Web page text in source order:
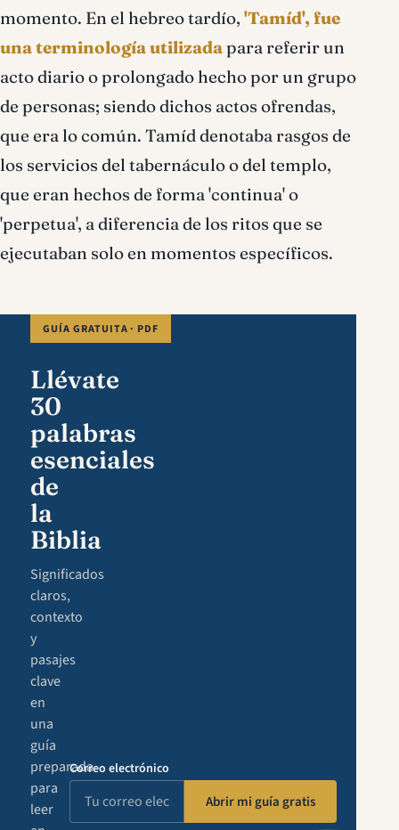
momento. En el hebreo tardío, 'Tamíd', fue
una terminología utilizadapara referir un
acto diario o prolongado hecho por un grupo
de personas; siendo dichos actos ofrendas,
que era lo común. Tamíd denotaba rasgos de
los servicios del tabernáculo o del templo,
que eran hechos de forma 'continua' o
'perpetua', a diferencia de los ritos que se
ejecutaban solo en momentos específicos.
GUÍA GRATUITA · PDF
Llévate
30
palabras
esenciales
de
la
Biblia
Significados
claros,
contexto
y
pasajes
clave
en
una
guía
preparada
para
leer
Correo electrónico
Abrir mi guía gratis